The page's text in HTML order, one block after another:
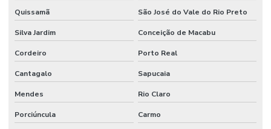
Limpeza De Banheiros Comerciais
Limpeza De Banheiros E Áreas Comuns
Limpeza De Escritórios E Ambientes Comerciais
Limpeza De Escritórios E Empresas
Limpeza De Estruturas E Pisos
Quissamã São José do Vale do Rio Preto
Silva Jardim Conceição de Macabu
Cordeiro Porto Real
Cantagalo Sapucaia
Mendes Rio Claro
Porciúncula Carmo